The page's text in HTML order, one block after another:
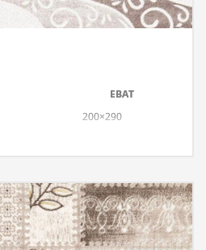
EBAT
200×290
080×150
250×350
300×400